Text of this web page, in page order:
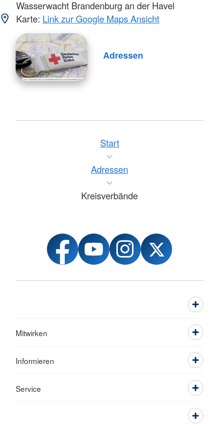
Wasserwacht Brandenburg an der Havel
Karte: Link zur Google Maps Ansicht
Adressen
Start
Adressen
Kreisverbände
Mitwirken
Informieren
Service